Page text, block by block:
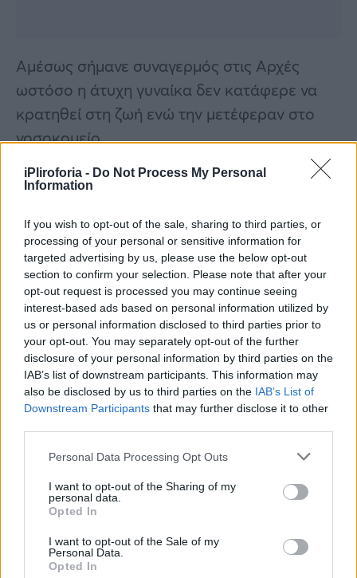
iPliroforia - Do Not Process My Personal
Information
If you wish to opt-out of the sale, sharing to third parties, or
processing of your personal or sensitive information for
targeted advertising by us, please use the below opt-out
section to confirm your selection. Please note that after your
opt-out request is processed you may continue seeing
interest-based ads based on personal information utilized by
us or personal information disclosed to third parties prior to
your opt-out. You may separately opt-out of the further
disclosure of your personal information by third parties on the
IAB’s list of downstream participants. This information may
also be disclosed by us to third parties on the IAB’s List of
Downstream Participants that may further disclose it to other
Personal Data Processing Opt Outs
I want to opt-out of the Sharing of my
personal data.
Opted In
I want to opt-out of the Sale of my
Personal Data.
Opted In
Αμέσως σήμανε συναγερμός στις Αρχές
ωστόσο η άτυχη γυναίκα δεν κατάφερε να
κρατηθεί στη ζωή ενώ την μετέφεραν στο
νοσοκομείο.
ΠερισσότερεςΕιδήσεις σήμερα
Πέθανε η δημοσιογράφος Σοφία Ταράντου
Καιρός: Πιο κοντά από ποτέ τα λευκά
Χριστούγεννα – Τι δείχνει η τελευταία
πρόβλεψη
Θεσσαλονίκη: Επείγουσα εισαγγελική έρευνα
για την ακινητοποίηση και εκκένωση συρμού
του Μετρό
TAGS:
ΑΘΗΝΑ